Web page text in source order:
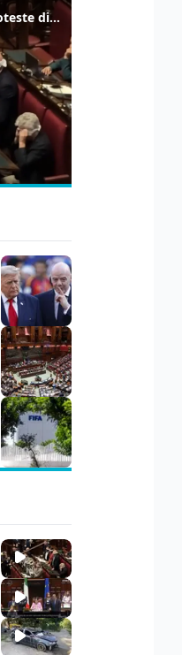
Delmastro, negato l'uso delle chat: le proteste di Avs e M5s